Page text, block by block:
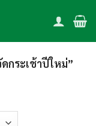
กระเช้าปีใหม่”